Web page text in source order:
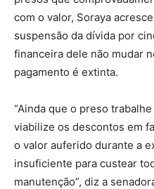
com o valor, Soraya
suspensão da dívida por
financeira dele não mudar
pagamento é extinta.
“Ainda que o preso
viabilize os descontos em
o valor auferido durante a
insuficiente para custear
manutenção”, diz a